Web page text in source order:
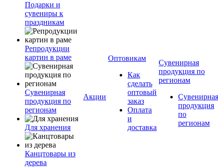
Подарки и
сувениры к
праздникам
Репродукции
картин в раме
Сувенирная
продукция по
регионам
Для хранения
Канцтовары из
дерева
Акции
Оптовикам
Как
сделать
оптовый
заказ
Оплата
и
доставка
Сувенирная
продукция по
регионам
Сувенирная
продукция
по
регионам